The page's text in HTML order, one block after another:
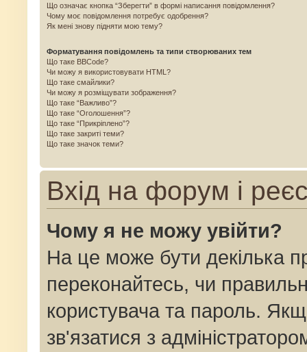
Що означає кнопка “Зберегти” в формі написання повідомлення?
Чому моє повідомлення потребує одобрення?
Як мені знову підняти мою тему?
Форматування повідомлень та типи створюваних тем
Що таке BBCode?
Чи можу я використовувати HTML?
Що таке смайлики?
Чи можу я розміщувати зображення?
Що таке “Важливо”?
Що таке “Оголошення”?
Що таке “Прикріплено”?
Що таке закриті теми?
Що таке значок теми?
Вхід на форум і
Чому я не можу увійти?
На це може бути декілька
переконайтесь, чи
користувача та пароль.
зв'язатися з